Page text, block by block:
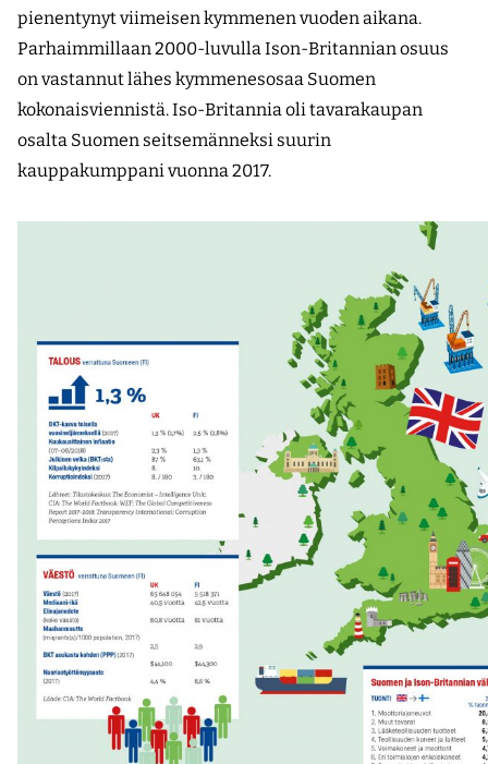
pienentynyt viimeisen kymmenen vuoden aikana.
Parhaimmillaan 2000-luvulla Ison-Britannian osuus
on vastannut lähes kymmenesosaa Suomen
kokonaisviennistä. Iso-Britannia oli tavarakaupan
osalta Suomen seitsemänneksi suurin
kauppakumppani vuonna 2017.